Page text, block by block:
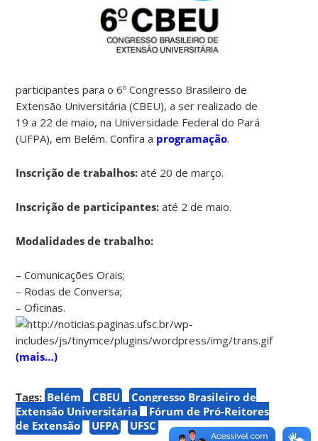
participantes para o 6º Congresso Brasileiro de
Extensão Universitária (CBEU), a ser realizado de
19 a 22 de maio, na Universidade Federal do Pará
(UFPA), em Belém. Confira a programação.
Inscrição de trabalhos: até 20 de março.
Inscrição de participantes: até 2 de maio.
Modalidades de trabalho:
– Comunicações Orais;
– Rodas de Conversa;
– Oficinas.
(mais…)
Tags: Belém CBEU
Congresso Brasileiro de
Extensão Universitária
Fórum de Pró-Reitores
de Extensão
UFPA UFSC